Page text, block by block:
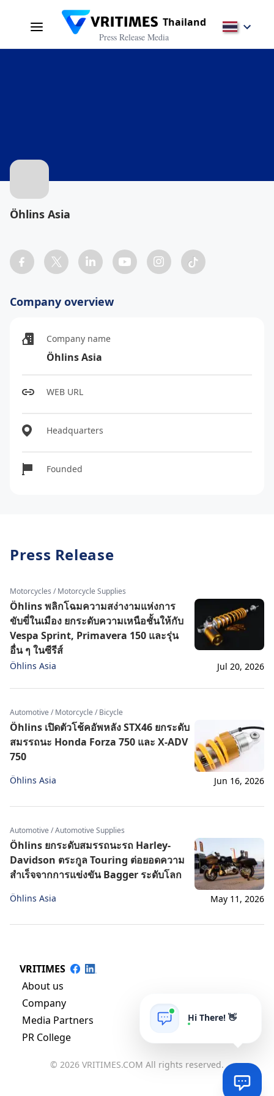
Thailand
Press Release Media
Öhlins Asia
Company overview
Company name
Öhlins Asia
WEB URL
Headquarters
Founded
Press Release
Motorcycles / Motorcycle Supplies
Öhlins พลิกโฉมความสง่างามแห่งการ
ขับขี่ในเมือง ยกระดับความเหนือชั้นให้กับ
Vespa Sprint, Primavera 150 และรุ่น
อื่น ๆ ในซีรีส์
Öhlins Asia Jul 20, 2026
Automotive / Motorcycle / Bicycle
Öhlins เปิดตัวโช้คอัพหลัง STX46 ยกระดับ
สมรรถนะ Honda Forza 750 และ X-ADV
750
Öhlins Asia Jun 16, 2026
Automotive / Automotive Supplies
Öhlins ยกระดับสมรรถนะรถ Harley-
Davidson ตระกูล Touring ต่อยอดความ
สำเร็จจากการแข่งขัน Bagger ระดับโลก
Öhlins Asia May 11, 2026
VRITIMES
About us
Company
Media Partners
PR College
© 2026 VRITIMES.COM All rights reserved.
Hi There! 👋